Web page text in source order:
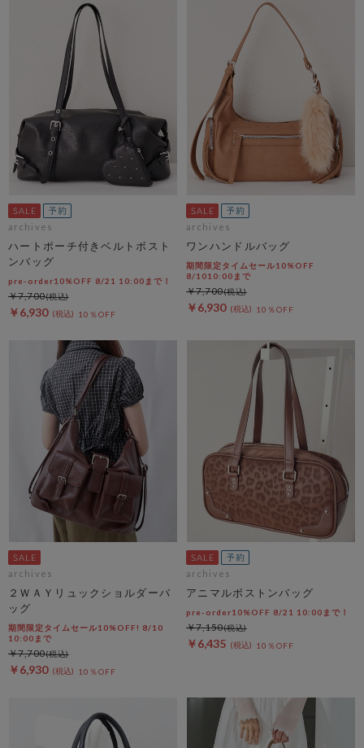
archives
ハートポーチ付きベルトボスト
ンバッグ
pre-order10%OFF 8/21 10:00まで！
￥6,930 10％OFF
￥7,700
archives
ワンハンドルバッグ
期間限定タイムセール10%OFF
8/1010:00まで
￥6,930 10％OFF
￥7,700
archives
２ＷＡＹリュックショルダーバ
ッグ
期間限定タイムセール10%OFF! 8/10
10:00まで
￥6,930 10％OFF
￥7,700
archives
アニマルボストンバッグ
pre-order10%OFF 8/21 10:00まで！
￥6,435 10％OFF
￥7,150